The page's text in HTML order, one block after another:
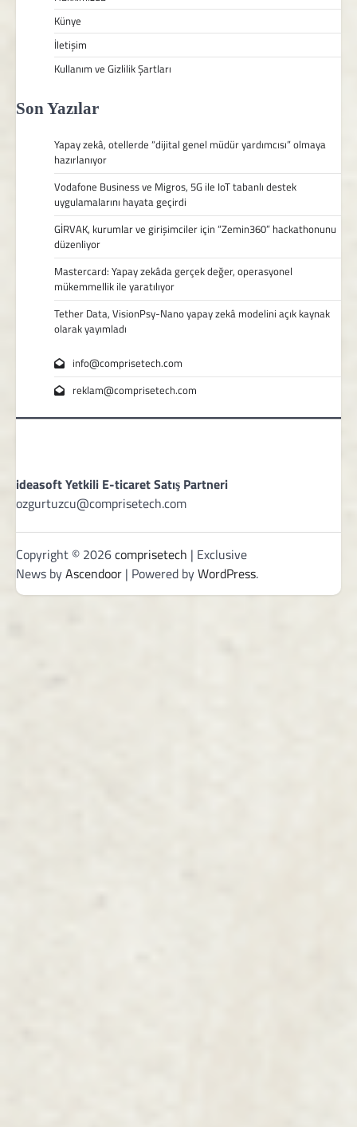
Künye
İletişim
Kullanım ve Gizlilik Şartları
Son Yazılar
Yapay zekâ, otellerde “dijital genel müdür yardımcısı” olmaya
hazırlanıyor
Vodafone Business ve Migros, 5G ile IoT tabanlı destek
uygulamalarını hayata geçirdi
GİRVAK, kurumlar ve girişimciler için “Zemin360” hackathonunu
düzenliyor
Mastercard: Yapay zekâda gerçek değer, operasyonel
mükemmellik ile yaratılıyor
Tether Data, VisionPsy-Nano yapay zekâ modelini açık kaynak
olarak yayımladı
info@comprisetech.com
reklam@comprisetech.com
ideasoft Yetkili E-ticaret Satış Partneri
ozgurtuzcu@comprisetech.com
Copyright © 2026comprisetech | Exclusive
News byAscendoor | Powered byWordPress.